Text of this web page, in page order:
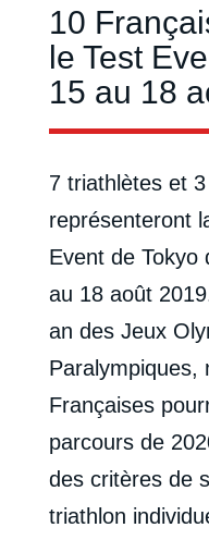
10
le Test
15 au 18
7 triathlètes et
représenteront
Event de Tokyo
au 18 août
an des Jeux
Paralympiques,
Françaises
parcours de
des critères de
triathlon